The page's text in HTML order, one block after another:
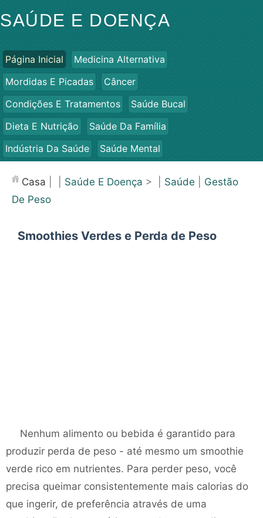
SAÚDE E DOENÇA
Página Inicial
Medicina Alternativa
Mordidas E Picadas
Câncer
Condições E Tratamentos
Saúde Bucal
Dieta E Nutrição
Saúde Da Família
Indústria Da Saúde
Saúde Mental
Saúde
Casa Saúde E Doença > | Saúde
Gestão
De Peso
Smoothies Verdes e Perda de Peso
Nenhum alimento ou bebida é garantido para
produzir perda de peso - até mesmo um smoothie
verde rico em nutrientes. Para perder peso, você
precisa queimar consistentemente mais calorias do
que ingerir, de preferência através de uma